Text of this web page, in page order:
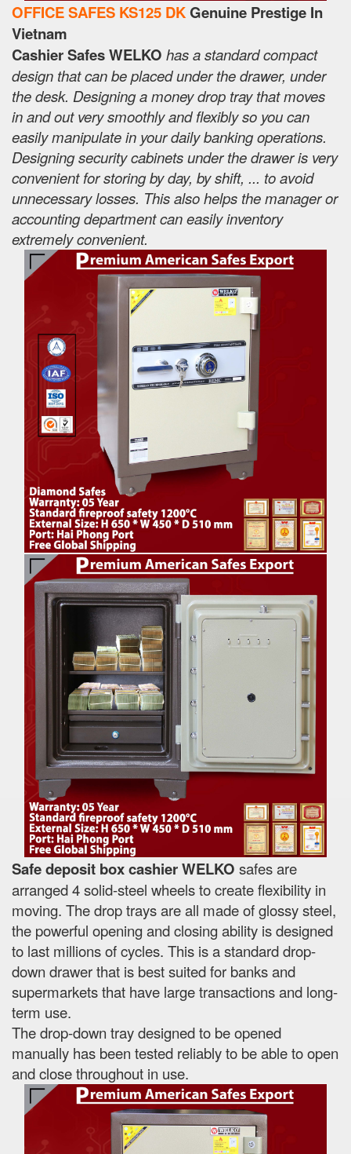
OFFICE SAFES KS125 DKGenuine Prestige In
Vietnam
Cashier Safes WELKO has a standard compact
design that can be placed under the drawer, under
the desk. Designing a money drop tray that moves
in and out very smoothly and flexibly so you can
easily manipulate in your daily banking operations.
Designing security cabinets under the drawer is very
convenient for storing by day, by shift, ... to avoid
unnecessary losses. This also helps the manager or
accounting department can easily inventory
extremely convenient.
Safe deposit box cashier WELKO safes are
arranged 4 solid-steel wheels to create flexibility in
moving. The drop trays are all made of glossy steel,
the powerful opening and closing ability is designed
to last millions of cycles. This is a standard drop-
down drawer that is best suited for banks and
supermarkets that have large transactions and long-
term use.
The drop-down tray designed to be opened
manually has been tested reliably to be able to open
and close throughout in use.